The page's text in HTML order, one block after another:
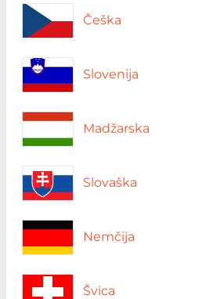
Češka
Slovenija
Madžarska
Slovaška
Nemčija
Švica